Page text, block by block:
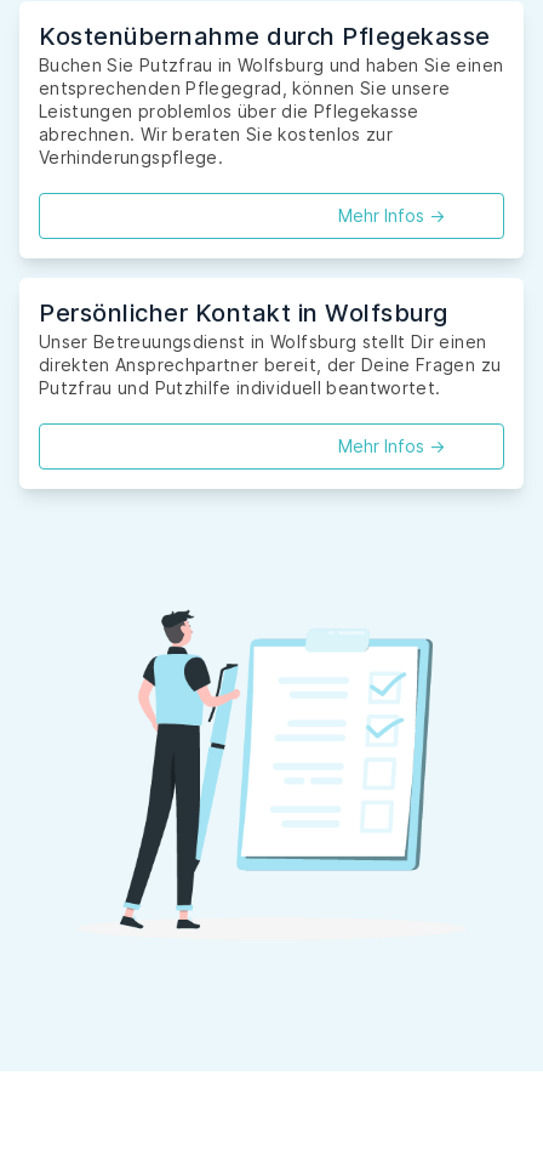
Kostenübernahme durch Pflegekasse
Buchen Sie Putzfrau in Wolfsburg und haben Sie einen
entsprechenden Pflegegrad, können Sie unsere
Leistungen problemlos über die Pflegekasse
abrechnen. Wir beraten Sie kostenlos zur
Verhinderungspflege.
Mehr Infos ->
Persönlicher Kontakt in Wolfsburg
Unser Betreuungsdienst in Wolfsburg stellt Dir einen
direkten Ansprechpartner bereit, der Deine Fragen zu
Putzfrau und Putzhilfe individuell beantwortet.
Mehr Infos ->